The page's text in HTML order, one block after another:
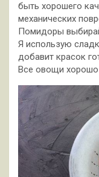
быть хорошего
механических
Помидоры
Я использую
добавит красок
Все овощи хорошо